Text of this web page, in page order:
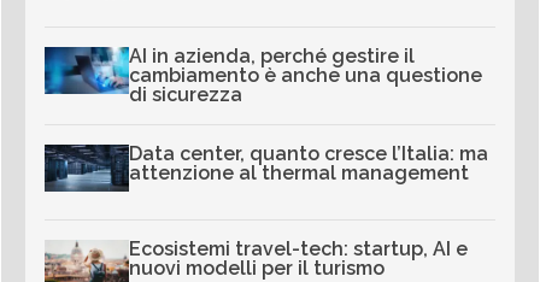
AI in azienda, perché gestire il
cambiamento è anche una questione
di sicurezza
Data center, quanto cresce l’Italia: ma
attenzione al thermal management
Ecosistemi travel-tech: startup, AI e
nuovi modelli per il turismo